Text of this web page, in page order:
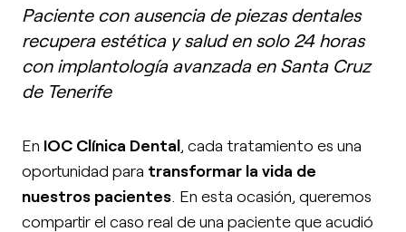
Paciente con ausencia de piezas dentales
recupera estética y salud en solo 24 horas
con implantología avanzada en Santa Cruz
de Tenerife
En IOC Clínica Dental, cada tratamiento es una
oportunidad para transformar la vida de
nuestros pacientes . En esta ocasión, queremos
compartir el caso real de una paciente que acudió